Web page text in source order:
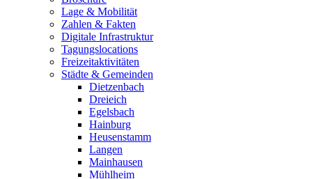
Lage & Mobilität
Zahlen & Fakten
Digitale Infrastruktur
Tagungslocations
Freizeitaktivitäten
Städte & Gemeinden
Dietzenbach
Dreieich
Egelsbach
Hainburg
Heusenstamm
Langen
Mainhausen
Mühlheim